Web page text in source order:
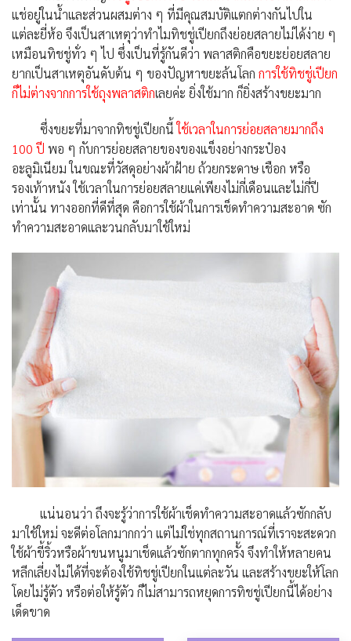
แช่อยู่ในน้ำและส่วนผสมต่าง ๆ ที่มีคุณสมบัติแตกต่างกันไปใน
แต่ละยี่ห้อ จึงเป็นสาเหตุว่าทำไมทิชชู่เปียกถึงย่อยสลายไม่ได้ง่าย ๆ
เหมือนทิชชู่ทั่ว ๆ ไป ซึ่งเป็นที่รู้กันดีว่า พลาสติกคือขยะย่อยสลาย
ยากเป็นสาเหตุอันดับต้น ๆ ของปัญหาขยะล้นโลก การใช้ทิชชู่เปียก
ก็ไม่ต่างจากการใช้ถุงพลาสติกเลยค่ะ ยิ่งใช้มาก ก็ยิ่งสร้างขยะมาก
ซึ่งขยะที่มาจากทิชชู่เปียกนี้ใช้เวลาในการย่อยสลายมากถึง
100 ปี พอ ๆ กับการย่อยสลายของของแข็งอย่างกระป๋อง
อะลูมิเนียม ในขณะที่วัสดุอย่างผ้าฝ้าย ถ้วยกระดาษ เชือก หรือ
รองเท้าหนัง ใช้เวลาในการย่อยสลายแค่เพียงไม่กี่เดือนและไม่กี่ปี
เท่านั้น ทางออกที่ดีที่สุด คือการใช้ผ้าในการเช็ดทำความสะอาด ซัก
ทำความสะอาดและวนกลับมาใช้ใหม่
แน่นอนว่า ถึงจะรู้ว่าการใช้ผ้าเช็ดทำความสะอาดแล้วซักกลับ
มาใช้ใหม่ จะดีต่อโลกมากกว่า แต่ไม่ใช่ทุกสถานการณ์ที่เราจะสะดวก
ใช้ผ้าขี้ริ้วหรือผ้าขนหนูมาเช็ดแล้วซักตากทุกครั้ง จึงทำให้หลายคน
หลีกเลี่ยงไม่ได้ที่จะต้องใช้ทิชชู่เปียกในแต่ละวัน และสร้างขยะให้โลก
โดยไม่รู้ตัว หรือต่อให้รู้ตัว ก็ไม่สามารถหยุดการทิชชู่เปียกนี้ได้อย่าง
เด็ดขาด